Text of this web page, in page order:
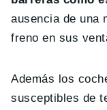
ausencia de una
freno en sus
Además los
susceptibles de